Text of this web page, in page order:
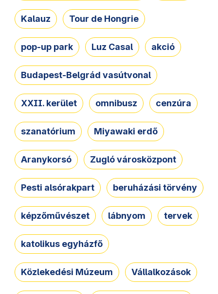
Kalauz Tour de Hongrie
pop-up park Luz Casal akció
Budapest-Belgrád vasútvonal
XXII. kerület omnibusz cenzúra
szanatórium Miyawaki erdő
Aranykorsó Zugló városközpont
Pesti alsórakpart beruházási törvény
képzőművészet lábnyom tervek
katolikus egyházfő
Közlekedési Múzeum Vállalkozások